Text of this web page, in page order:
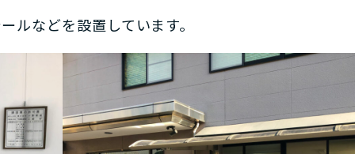
ルなどを設置しています。